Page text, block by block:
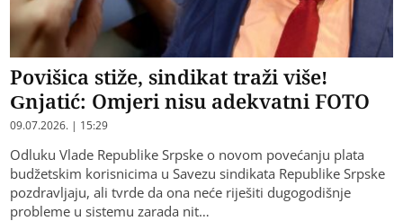
Povišica stiže, sindikat traži više!
Gnjatić: Omjeri nisu adekvatni FOTO
09.07.2026. | 15:29
Odluku Vlade Republike Srpske o novom povećanju plata
budžetskim korisnicima u Savezu sindikata Republike Srpske
pozdravljaju, ali tvrde da ona neće riješiti dugogodišnje
probleme u sistemu zarada nit…